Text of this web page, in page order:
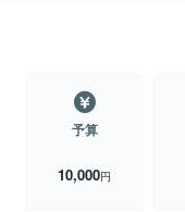
予算
10,000円